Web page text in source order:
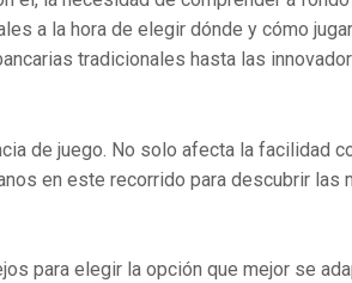
a la hora de elegir dónde y cómo
tradicionales hasta las
de juego. No solo afecta la facilidad
en este recorrido para descubrir las
para elegir la opción que mejor se